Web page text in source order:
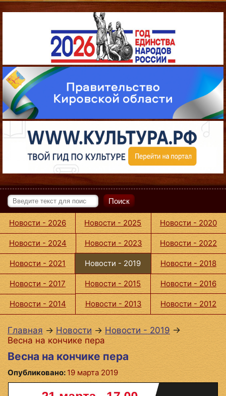
Узнать больше (Из истории библиотеки)...
Поиск
Новости - 2026 Новости - 2025 Новости - 2020
Новости - 2024 Новости - 2023 Новости - 2022
Новости - 2021 Новости - 2019 Новости - 2018
Новости - 2017 Новости - 2015 Новости - 2016
Новости - 2014 Новости - 2013 Новости - 2012
Главная → Новости → Новости - 2019 →
Весна на кончике пера
Весна на кончике пера
Опубликовано: 19 марта 2019